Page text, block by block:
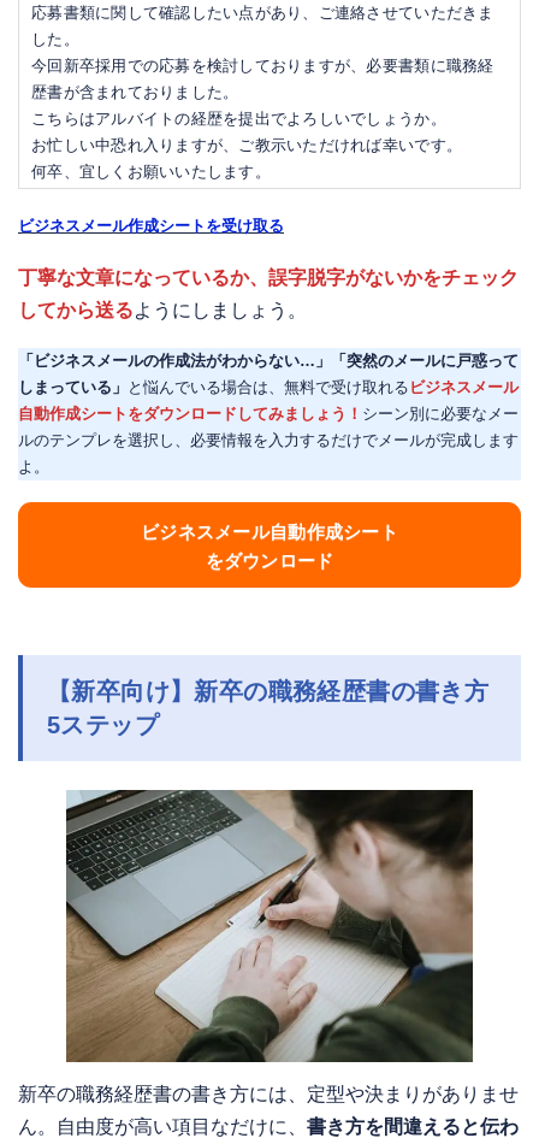
応募書類に関して確認したい点があり、ご連絡させていただきま
した。
今回新卒採用での応募を検討しておりますが、必要書類に職務経
歴書が含まれておりました。
こちらはアルバイトの経歴を提出でよろしいでしょうか。
お忙しい中恐れ入りますが、ご教示いただければ幸いです。
何卒、宜しくお願いいたします。
ビジネスメール作成シートを受け取る
丁寧な文章になっているか、誤字脱字がないかをチェック
してから送るようにしましょう。
「ビジネスメールの作成法がわからない…」「突然のメールに戸惑って
しまっている」 と悩んでいる場合は、無料で受け取れる ビジネスメール
自動作成シートをダウンロードしてみましょう！ シーン別に必要なメー
ルのテンプレを選択し、必要情報を入力するだけでメールが完成します
よ。
ビジネスメール自動作成シート
をダウンロード
【新卒向け】新卒の職務経歴書の書き方
5ステップ
新卒の職務経歴書の書き方には、定型や決まりがありませ
ん。自由度が高い項目なだけに、 書き方を間違えると伝わ